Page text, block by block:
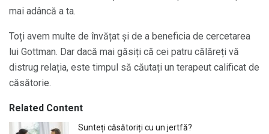
mai adâncă a ta.
Toți avem multe de învățat și de a beneficia de cercetarea
lui Gottman. Dar dacă mai găsiți că cei patru călăreți vă
distrug relația, este timpul să căutați un terapeut calificat de
căsătorie.
Related Content
Sunteți căsătoriți cu un jertfă?